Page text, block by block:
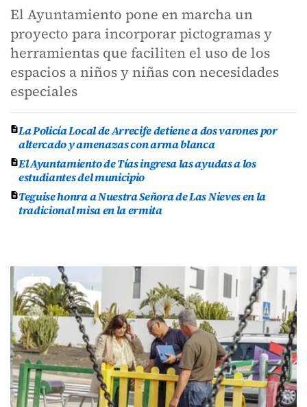
El Ayuntamiento pone en marcha un
proyecto para incorporar pictogramas y
herramientas que faciliten el uso de los
espacios a niños y niñas con necesidades
especiales
La Policía Local de Arrecife detiene a dos varones por
altercado y amenazas con arma blanca
El Ayuntamiento de Tías ingresa las ayudas a los
estudiantes del municipio
Teguise honra a Nuestra Señora de Las Nieves en la
tradicional misa en la ermita